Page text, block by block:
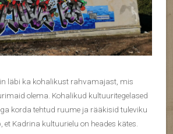
läbi ka kohalikust rahvamajast, mis
olema. Kohalikud kultuuritegelased
korda tehtud ruume ja rääkisid tuleviku
et Kadrina kultuurielu on heades kätes.